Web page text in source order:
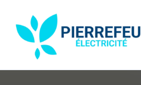
contenu